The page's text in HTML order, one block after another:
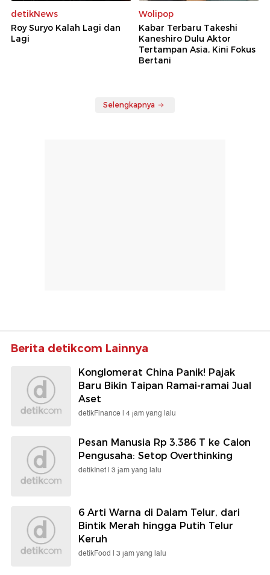
detikNews
Roy Suryo Kalah Lagi dan
Lagi
Wolipop
Kabar Terbaru Takeshi
Kaneshiro Dulu Aktor
Tertampan Asia, Kini Fokus
Bertani
Selengkapnya
Berita detikcom Lainnya
Konglomerat China Panik! Pajak
Baru Bikin Taipan Ramai-ramai Jual
Aset
detikFinance | 4 jam yang lalu
Pesan Manusia Rp 3.386 T ke Calon
Pengusaha: Setop Overthinking
detikInet | 3 jam yang lalu
6 Arti Warna di Dalam Telur, dari
Bintik Merah hingga Putih Telur
Keruh
detikFood | 3 jam yang lalu